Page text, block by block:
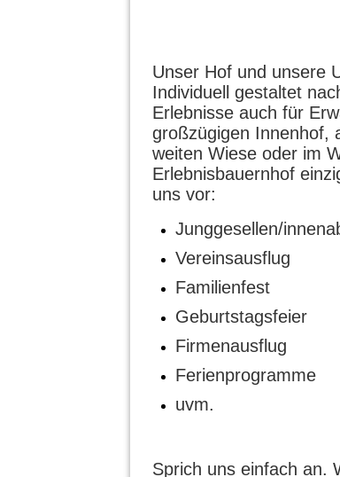
Unser Hof und unsere
Individuell gestaltet
Erlebnisse auch für
großzügigen Innenhof,
weiten Wiese oder im
Erlebnisbauernhof
uns vor:
Junggesellen/
Vereinsausflug
Familienfest
Geburtstagsfeier
Firmenausflug
Ferienprogramme
uvm.
Sprich uns einfach an.